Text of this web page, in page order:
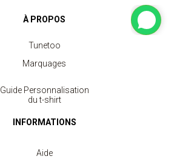
À PROPOS
Tunetoo
Marquages
Guide Personnalisation
du t-shirt
INFORMATIONS
Aide